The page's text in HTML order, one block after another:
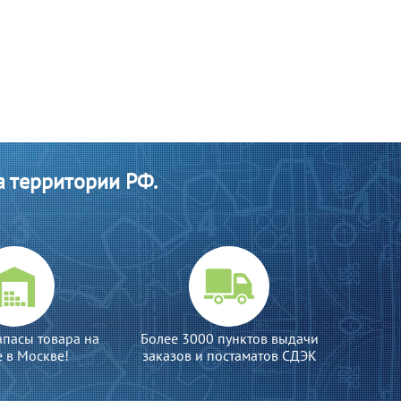
территории РФ.
товара на
в Москве!
Более 3000 пунктов выдачи
заказов и постаматов СДЭК